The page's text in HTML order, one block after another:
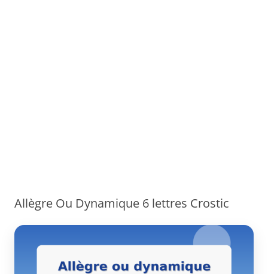
Allègre Ou Dynamique 6 lettres Crostic